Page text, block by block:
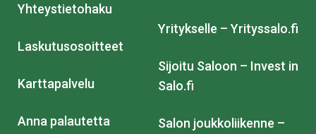
Yhteystietohaku
Laskutusosoitteet
Karttapalvelu
Anna palautetta
Yritykselle – Yrityssalo.fi
Sijoitu Saloon – Invest in
Salo.fi
Salon joukkoliikenne –